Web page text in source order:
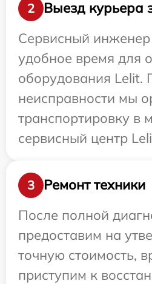
2
Выезд курьера
Сервисный инженер
удобное время для
оборудования Lelit.
неисправности мы
транспортировку в
сервисный центр
3
Ремонт техники
После полной
предоставим на
точную стоимость,
приступим к